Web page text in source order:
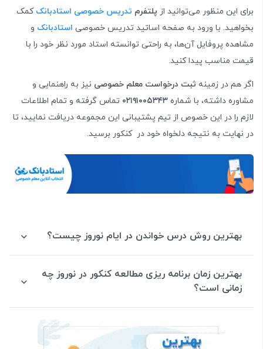
برای این منظور می‌توانید از پلتفرم تدریس خصوصی استادبانک کمک
بخواهید. با ورود به صفحه اساتید تدریس خصوصی استادبانک و
مشاهده پروفایل آن‌ها، به راحتی توانسته استاد مورد نظر خود را با
قیمت مناسب پیدا کنید.
اگر هم در زمینه ثبت درخواست معلم خصوصی نیز به راهنمایی و
مشاوره داشته، با شماره ۰۲۱۹۱۰۰۵۳۴۳ تماس گرفته و تمام اطلاعات
لازم را در این خصوص از تیم پشتیبانی این مجموعه دریافت نمایید، تا
در نهایت به نتیجه دلخواه خود در کنکور برسید.
بهترین روش درس خواندن در ایام نوروز چیست؟
بهترین زمان برنامه ریزی مطالعه کنکور در نوروز چه
زمانی است؟